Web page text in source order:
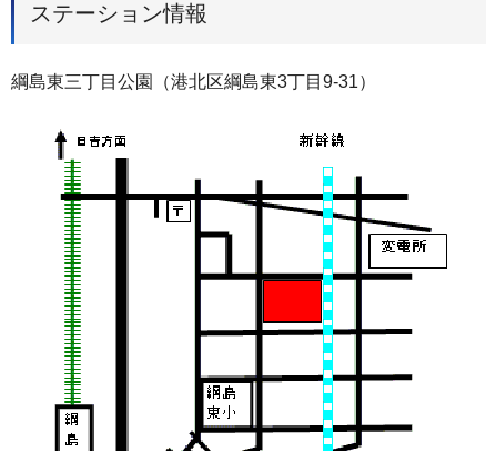
ステーション情報
綱島東三丁目公園（港北区綱島東3丁目9-31）